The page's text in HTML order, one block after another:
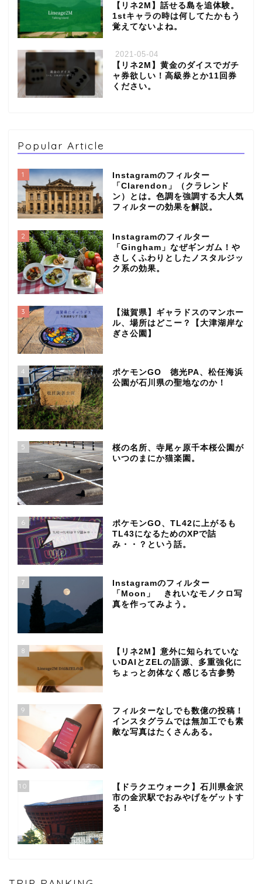
【リネ2M】話せる島を追体験。
1stキャラの時は何してたかもう
覚えてないよね。
2021-05-04
【リネ2M】黄金のダイスでガチ
ャ券欲しい！高級券とか11回券
ください。
Popular Article
1
Instagramのフィルター
「Clarendon」（クラレンド
ン）とは。色調を強調する大人気
フィルターの効果を解説。
2
Instagramのフィルター
「Gingham」なぜギンガム！や
さしくふわりとしたノスタルジッ
ク系の効果。
3
【滋賀県】ギャラドスのマンホー
ル、場所はどこー？【大津湖岸な
ぎさ公園】
4
ポケモンGO 徳光PA、松任海浜
公園が石川県の聖地なのか！
5
桜の名所、寺尾ヶ原千本桜公園が
いつのまにか猫楽園。
6
ポケモンGO、TL42に上がるも
TL43になるためのXPで詰
み・・？という話。
7
Instagramのフィルター
「Moon」 きれいなモノクロ写
真を作ってみよう。
8
【リネ2M】意外に知られていな
いDAIとZELの語源、多重強化に
ちょっと勿体なく感じる古参勢
9
フィルターなしでも数億の投稿！
インスタグラムでは無加工でも素
敵な写真はたくさんある。
10
【ドラクエウォーク】石川県金沢
市の金沢駅でおみやげをゲットす
る！